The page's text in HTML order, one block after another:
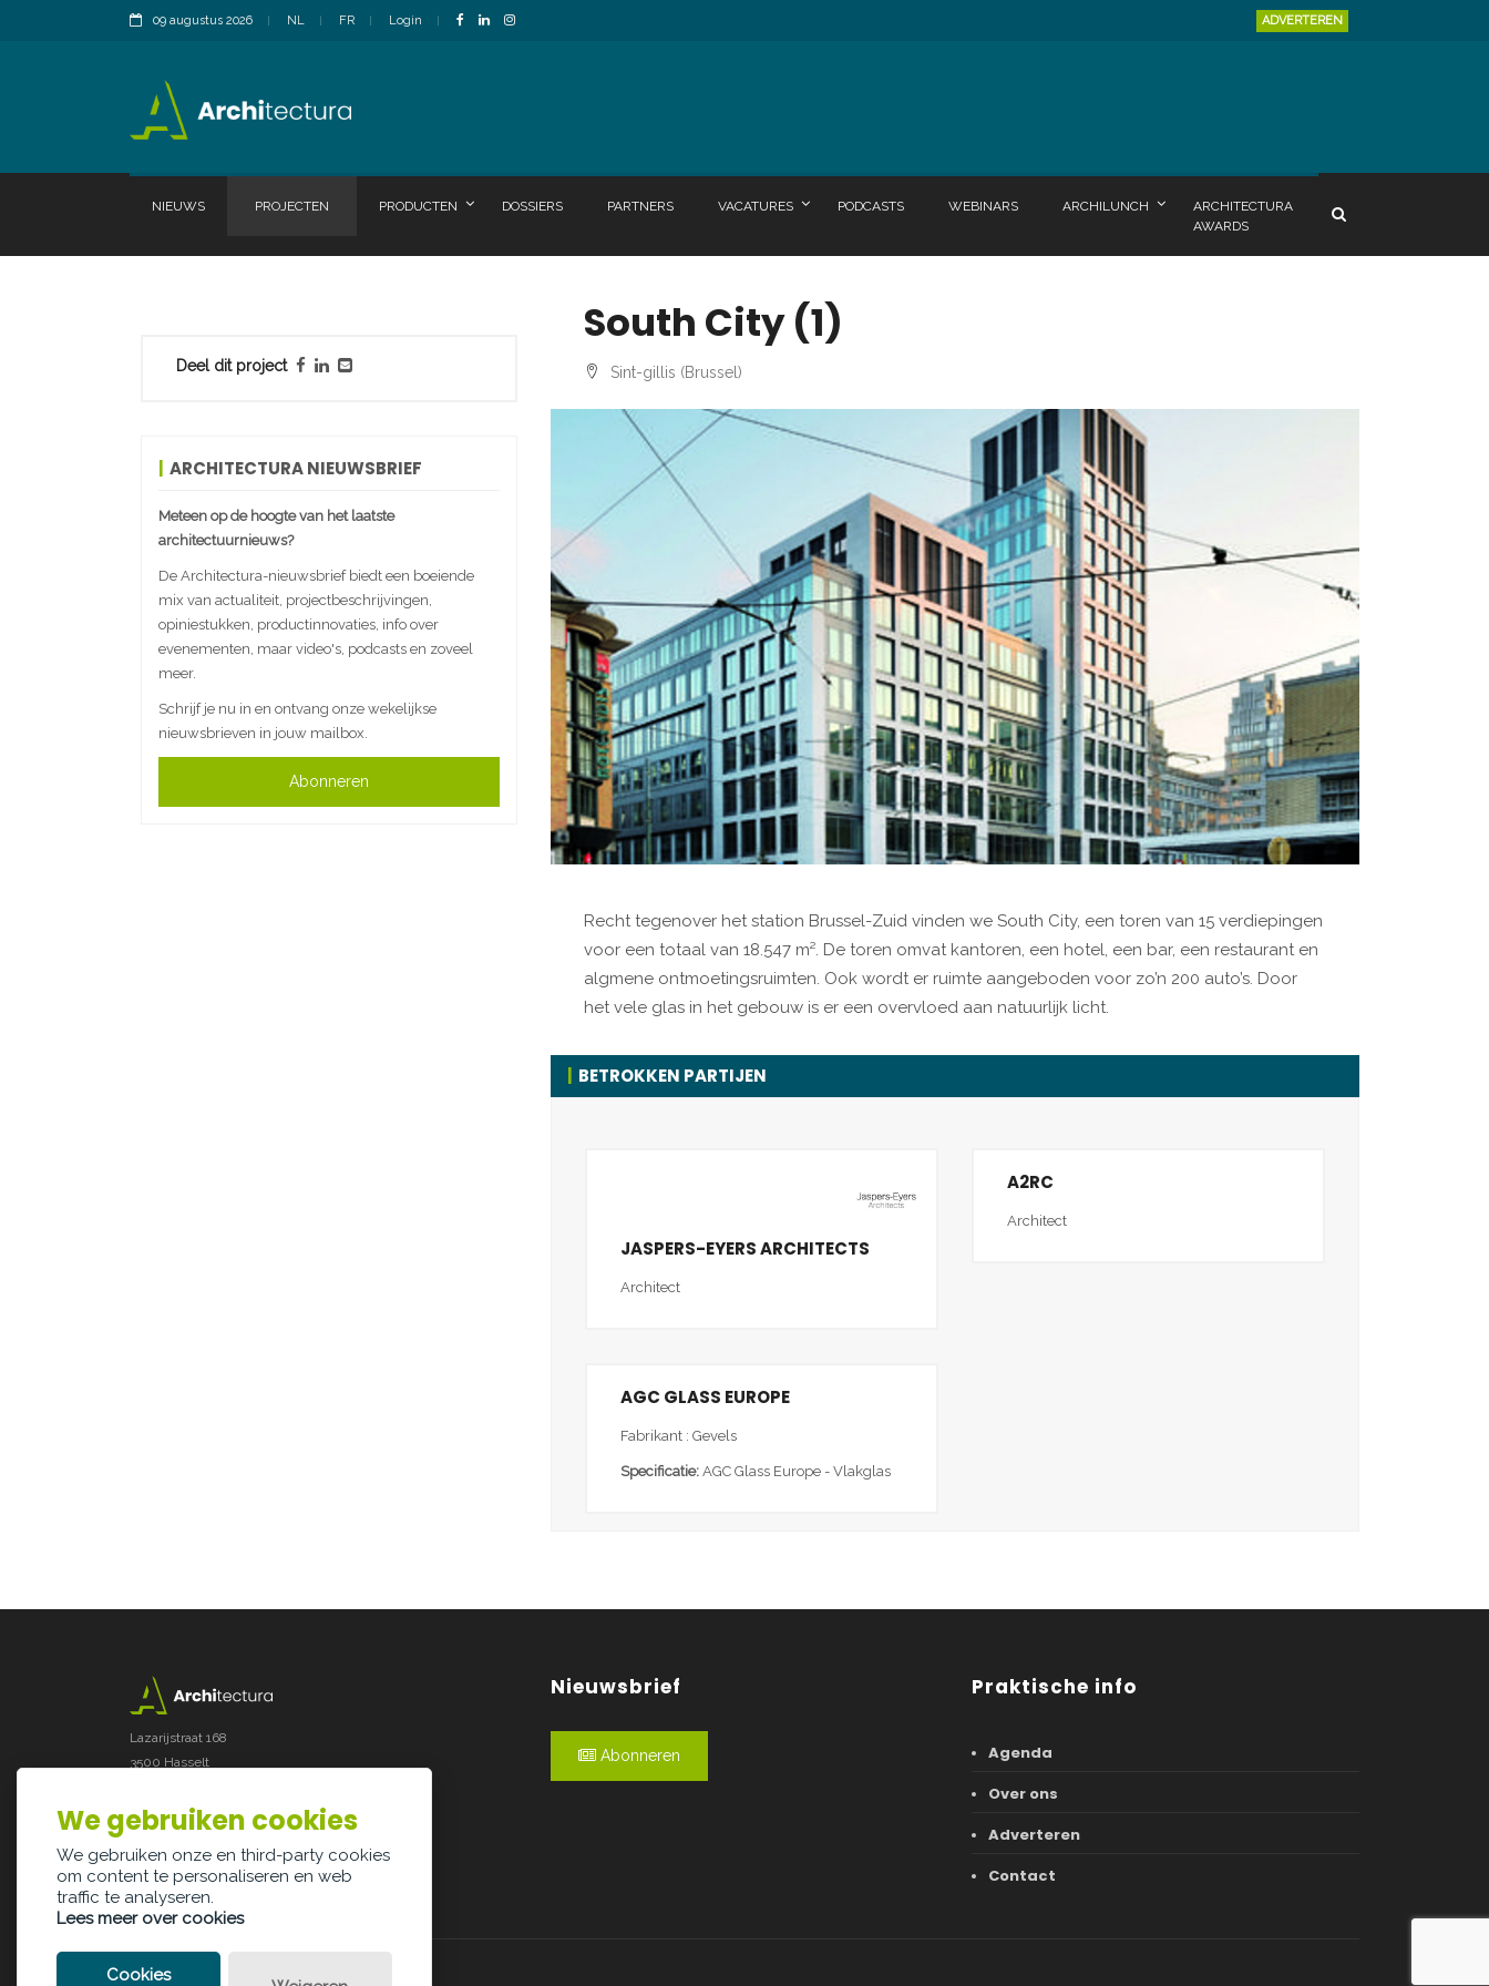
09 augustus 2026 NL FR Login ADVERTEREN
NIEUWS PROJECTEN PRODUCTEN DOSSIERS PARTNERS VACATURES PODCASTS WEBINARS ARCHILUNCH
ARCHITECTURA
AWARDS
Deel dit project
ARCHITECTURA NIEUWSBRIEF
Meteen op de hoogte van het laatste
architectuurnieuws?
De Architectura-nieuwsbrief biedt een boeiende
mix van actualiteit, projectbeschrijvingen,
opiniestukken, productinnovaties, info over
evenementen, maar video's, podcasts en zoveel
meer.
Schrijf je nu in en ontvang onze wekelijkse
nieuwsbrieven in jouw mailbox.
Abonneren
South City (1)
Sint-gillis (Brussel)
Recht tegenover het station Brussel-Zuid vinden we South City, een toren van 15 verdiepingen
voor een totaal van 18.547 m². De toren omvat kantoren, een hotel, een bar, een restaurant en
algmene ontmoetingsruimten. Ook wordt er ruimte aangeboden voor zo’n 200 auto’s. Door
het vele glas in het gebouw is er een overvloed aan natuurlijk licht.
BETROKKEN PARTIJEN
JASPERS-EYERS ARCHITECTS
Architect
A2RC
Architect
AGC GLASS EUROPE
Fabrikant : Gevels
Specificatie: AGC Glass Europe - Vlakglas
Lazarijstraat 168
3500 Hasselt
Nieuwsbrief
Abonneren
Praktische info
Agenda
Over ons
Adverteren
Contact
We gebruiken cookies
We gebruiken onze en third-party cookies
om content te personaliseren en web
traffic te analyseren.
Lees meer over cookies
Cookies